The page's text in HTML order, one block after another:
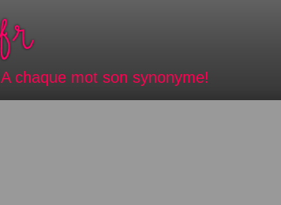
A chaque mot son synonyme!